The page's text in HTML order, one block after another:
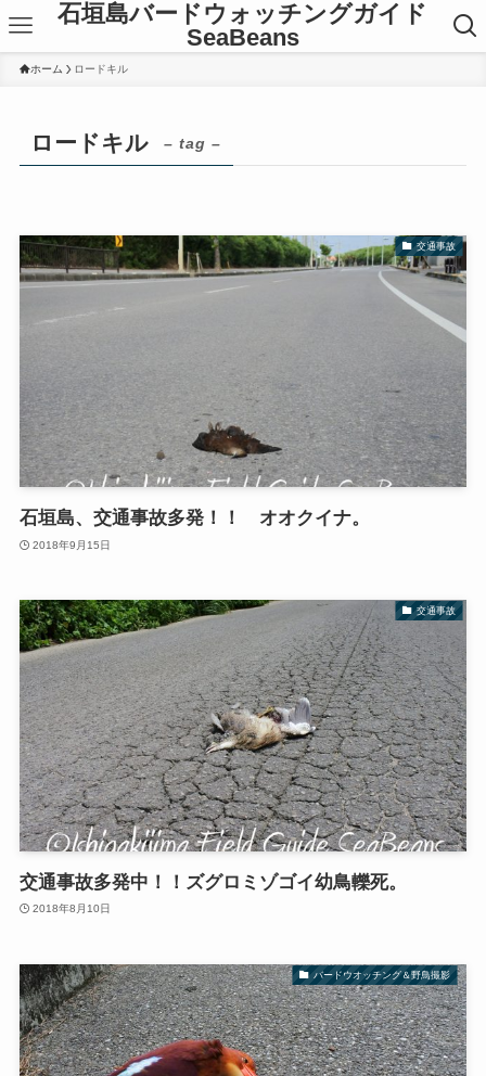
石垣島バードウォッチングガイド
SeaBeans
ホーム ロードキル
ロードキル – tag –
交通事故
石垣島、交通事故多発！！ オオクイナ。
2018年9月15日
交通事故
交通事故多発中！！ズグロミゾゴイ幼鳥轢死。
2018年8月10日
バードウオッチング＆野鳥撮影